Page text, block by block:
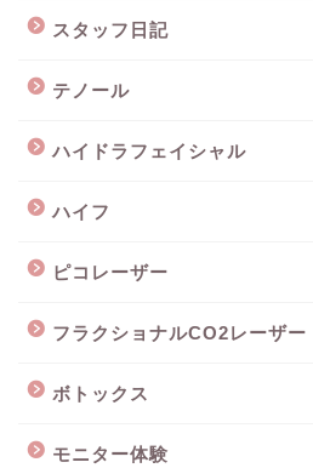
スタッフ日記
テノール
ハイドラフェイシャル
ハイフ
ピコレーザー
フラクショナルCO2レーザー
ボトックス
モニター体験